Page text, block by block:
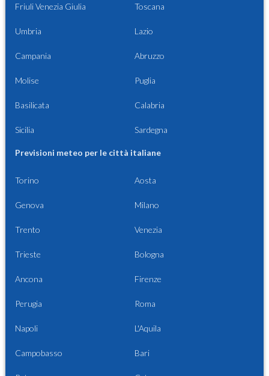
Friuli Venezia Giulia Toscana
Umbria Lazio
Campania Abruzzo
Molise Puglia
Basilicata Calabria
Sicilia Sardegna
Previsioni meteo per le città italiane
Torino Aosta
Genova Milano
Trento Venezia
Trieste Bologna
Ancona Firenze
Perugia Roma
Napoli L'Aquila
Campobasso Bari